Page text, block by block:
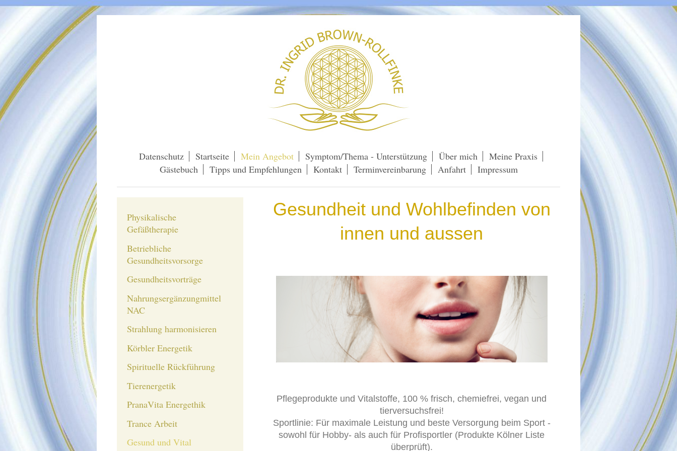
Datenschutz Startseite Mein Angebot Symptom/Thema - Unterstützung Über mich
Meine Praxis
Gästebuch
Tipps und Empfehlungen Kontakt Terminvereinbarung Anfahrt Impressum
Gesundheit und Wohlbefinden von
innen und aussen
Pflegeprodukte und Vitalstoffe, 100 % frisch, chemiefrei, vegan und
tierversuchsfrei!
Sportlinie: Für maximale Leistung und beste Versorgung beim Sport -
sowohl für Hobby- als auch für Profisportler (Produkte Kölner Liste
überprüft).
Physikalische
Gefäßtherapie
Betriebliche
Gesundheitsvorsorge
Gesundheitsvorträge
Nahrungsergänzungmittel
NAC
Strahlung harmonisieren
Körbler Energetik
Spirituelle Rückführung
Tierenergetik
PranaVita Energethik
Trance Arbeit
Gesund und Vital